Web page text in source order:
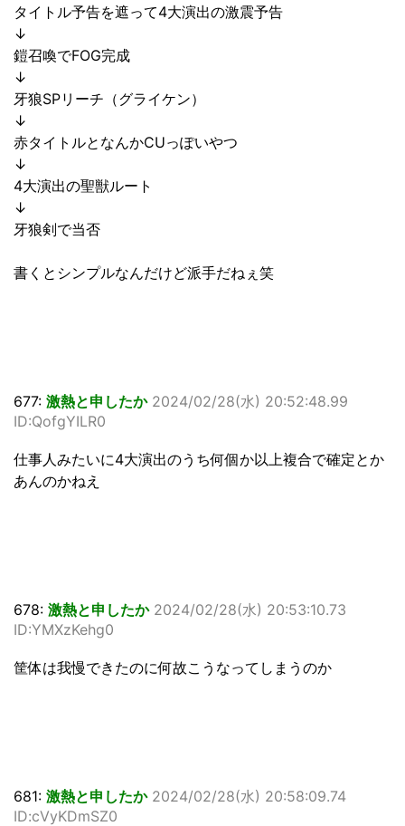
タイトル予告を遮って4大演出の激震予告
↓
鎧召喚でFOG完成
↓
牙狼SPリーチ（グライケン）
↓
赤タイトルとなんかCUっぽいやつ
↓
4大演出の聖獣ルート
↓
牙狼剣で当否
書くとシンプルなんだけど派手だねぇ笑
677: 激熱と申したか 2024/02/28(水) 20:52:48.99
ID:QofgYILR0
仕事人みたいに4大演出のうち何個か以上複合で確定とか
あんのかねえ
678: 激熱と申したか 2024/02/28(水) 20:53:10.73
ID:YMXzKehg0
筐体は我慢できたのに何故こうなってしまうのか
681: 激熱と申したか 2024/02/28(水) 20:58:09.74
ID:cVyKDmSZ0